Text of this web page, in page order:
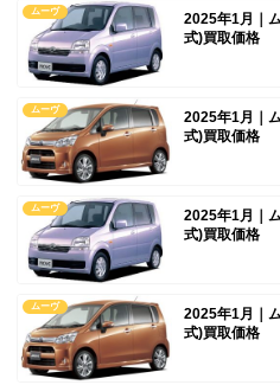
ムーヴ
2025年1月｜
式)買取価格
ムーヴ
2025年1月｜
式)買取価格
ムーヴ
2025年1月｜
式)買取価格
ムーヴ
2025年1月｜
式)買取価格